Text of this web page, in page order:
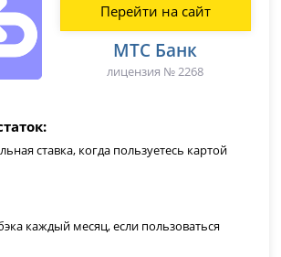
ставка, когда пользуетесь картой
каждый месяц, если пользоваться
Перейти на сайт
МТС Банк
лицензия № 2268